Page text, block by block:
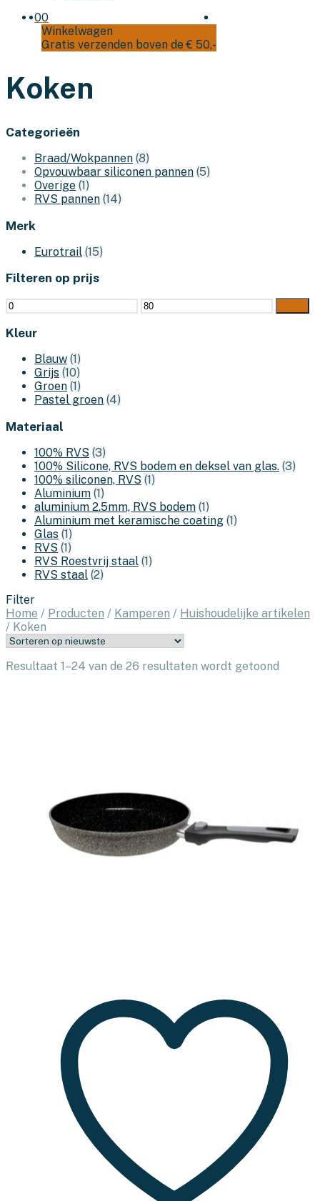
00
Winkelwagen
Gratis verzenden boven de € 50,-
Koken
Categorieën
Braad/Wokpannen (8)
Opvouwbaar siliconen pannen (5)
Overige (1)
RVS pannen (14)
Merk
Eurotrail (15)
Filteren op prijs
Min.
prijs
Max.
prijs
Kleur
Blauw (1)
Grijs (10)
Groen (1)
Pastel groen (4)
Materiaal
100% RVS (3)
100% Silicone, RVS bodem en deksel van glas. (3)
100% siliconen, RVS (1)
Aluminium (1)
aluminium 2.5mm, RVS bodem (1)
Aluminium met keramische coating (1)
Glas (1)
RVS (1)
RVS Roestvrij staal (1)
RVS staal (2)
Filter
Home / Producten / Kamperen / Huishoudelijke artikelen
/ Koken
Resultaat 1–24 van de 26 resultaten wordt getoond